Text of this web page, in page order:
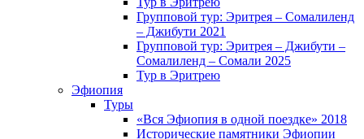
Групповой тур: Эритрея – Cомалиленд
– Джибути 2021
Групповой тур: Эритрея – Джибути –
Сомалиленд – Сомали 2025
Тур в Эритрею
Эфиопия
Туры
«Вся Эфиопия в одной поездке» 2018
Исторические памятники Эфиопии